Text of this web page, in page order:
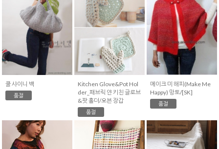
쿨 샤이니 백
품절
Kitchen Glove&Pot Hol
der_패브릭 얀 키친 글로브
&팟 홀더/오븐 장갑
품절
메이크 미 해피(Make Me
Happy) 망토/[SK]
품절